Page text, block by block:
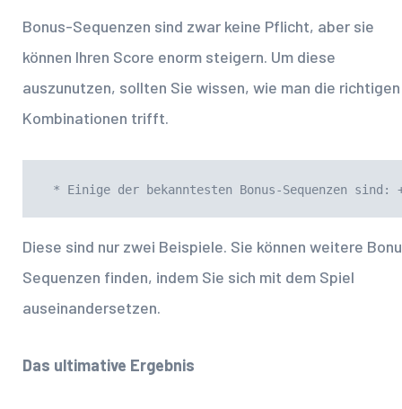
Bonus-Sequenzen sind zwar keine Pflicht, aber sie
können Ihren Score enorm steigern. Um diese
auszunutzen, sollten Sie wissen, wie man die richtigen
Kombinationen trifft.
* Einige der bekanntesten Bonus-Sequenzen
Diese sind nur zwei Beispiele. Sie können weitere
Sequenzen finden, indem Sie sich mit dem Spiel
auseinandersetzen.
Das ultimative Ergebnis